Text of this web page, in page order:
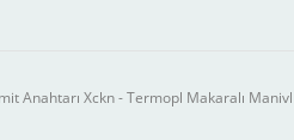
Anahtarı Xckn - Termopl Makaralı